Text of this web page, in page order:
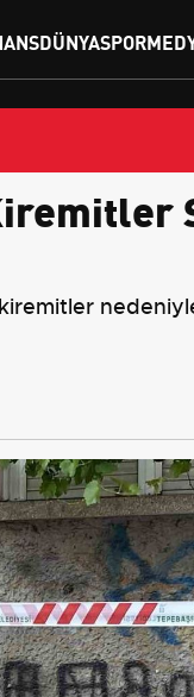
DÜNYASPOR